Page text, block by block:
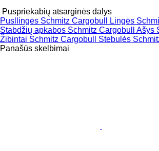
Puspriekabių atsarginės dalys
Pusllingės Schmitz Cargobull
Lingės
Stabdžių apkabos Schmitz Cargobull Ašys
Žibintai Schmitz Cargobull Stebulės
Panašūs skelbimai